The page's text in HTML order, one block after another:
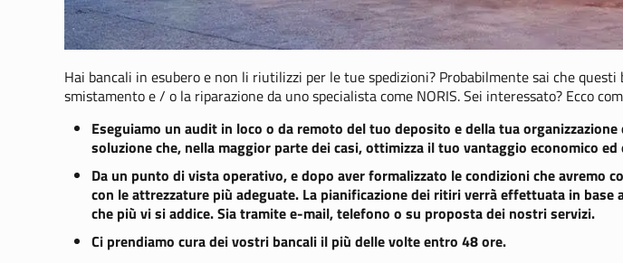
Hai bancali in esubero e non li riutilizzi per le tue spedizioni? Probabilmente sai che
smistamento e / o la riparazione da uno specialista come NORIS. Sei interessato? Ecco
Eseguiamo un audit in loco o da remoto del tuo deposito e della tua
soluzione che, nella maggior parte dei casi, ottimizza il tuo vantaggio economico ed
Da un punto di vista operativo, e dopo aver formalizzato le condizioni che avremo
con le attrezzature più adeguate. La pianificazione dei ritiri verrà effettuata in base
che più vi si addice. Sia tramite e-mail, telefono o su proposta dei nostri servizi.
Ci prendiamo cura dei vostri bancali il più delle volte entro 48 ore.